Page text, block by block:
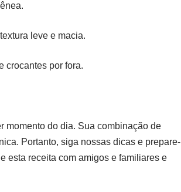
leve e macia.
crocantes por fora.
momento do dia. Sua combinação de
Portanto, siga nossas dicas e prepare-
esta receita com amigos e familiares e